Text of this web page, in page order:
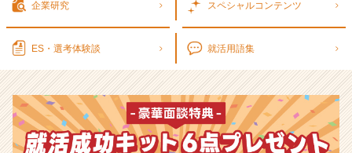
ウ
ベ
ン
チ
ャ
企業研究 スペシャルコンテンツ
ES・選考体験談 就活用語集